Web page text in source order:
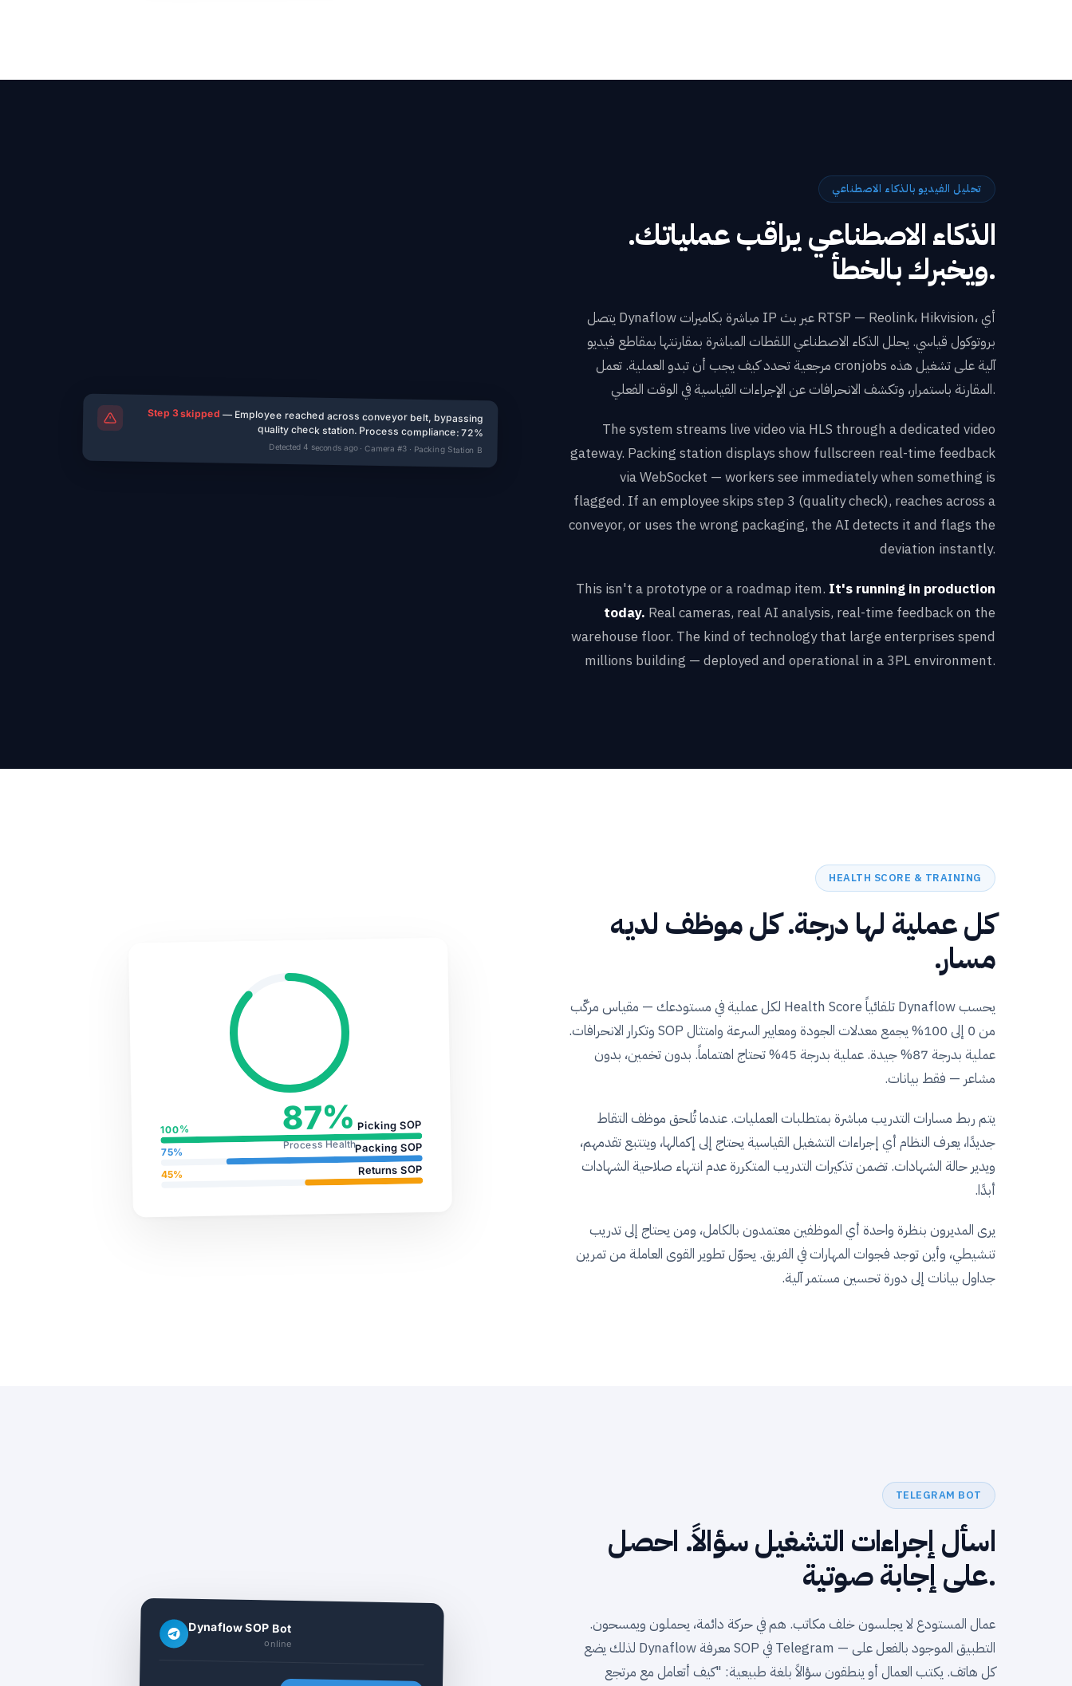
تحليل الفيديو بالذكاء الاصطناعي
الذكاء الاصطناعي يراقب عملياتك.
ويخبرك بالخطأ.
يتصل Dynaflow مباشرة بكاميرات IP عبر بث RTSP — Reolink، Hikvision، أي
بروتوكول قياسي. يحلل الذكاء الاصطناعي اللقطات المباشرة بمقارنتها بمقاطع فيديو
مرجعية تحدد كيف يجب أن تبدو العملية. تعمل cronjobs آلية على تشغيل هذه
المقارنة باستمرار، وتكشف الانحرافات عن الإجراءات القياسية في الوقت الفعلي.
The system streams live video via HLS through a dedicated video
gateway. Packing station displays show fullscreen real-time feedback
via WebSocket — workers see immediately when something is
flagged. If an employee skips step 3 (quality check), reaches across a
conveyor, or uses the wrong packaging, the AI detects it and flags the
deviation instantly.
This isn't a prototype or a roadmap item. It's running in production
today. Real cameras, real AI analysis, real-time feedback on the
warehouse floor. The kind of technology that large enterprises spend
millions building — deployed and operational in a 3PL environment.
REC LIVE
Step 3 skipped — Employee reached across conveyor belt, bypassing
quality check station. Process compliance: 72%
Detected 4 seconds ago · Camera #3 · Packing Station B
HEALTH SCORE & TRAINING
كل عملية لها درجة. كل موظف لديه
مسار.
يحسب Dynaflow تلقائياً Health Score لكل عملية في مستودعك — مقياس مركّب
من 0 إلى 100% يجمع معدلات الجودة ومعايير السرعة وامتثال SOP وتكرار الانحرافات.
عملية بدرجة 87% جيدة. عملية بدرجة 45% تحتاج اهتماماً. بدون تخمين، بدون
مشاعر — فقط بيانات.
يتم ربط مسارات التدريب مباشرة بمتطلبات العمليات. عندما تُلحق موظف التقاط
جديدًا، يعرف النظام أي إجراءات التشغيل القياسية يحتاج إلى إكمالها، ويتتبع تقدمهم،
ويدير حالة الشهادات. تضمن تذكيرات التدريب المتكررة عدم انتهاء صلاحية الشهادات
أبدًا.
يرى المديرون بنظرة واحدة أي الموظفين معتمدون بالكامل، ومن يحتاج إلى تدريب
تنشيطي، وأين توجد فجوات المهارات في الفريق. يحوّل تطوير القوى العاملة من تمرين
جداول بيانات إلى دورة تحسين مستمر آلية.
87%
Process Health
Picking SOP
100%
Packing SOP
75%
Returns SOP
45%
TELEGRAM BOT
اسأل إجراءات التشغيل سؤالاً. احصل
على إجابة صوتية.
عمال المستودع لا يجلسون خلف مكاتب. هم في حركة دائمة، يحملون ويمسحون.
لذلك يضع Dynaflow معرفة SOP في Telegram — التطبيق الموجود بالفعل على
كل هاتف. يكتب العمال أو ينطقون سؤالاً بلغة طبيعية: "كيف أتعامل مع مرتجع
Dynaflow SOP Bot
online